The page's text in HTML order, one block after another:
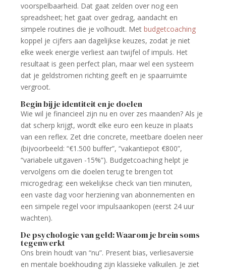
voorspelbaarheid. Dat gaat zelden over nog een
spreadsheet; het gaat over gedrag, aandacht en
simpele routines die je volhoudt. Met budgetcoaching
koppel je cijfers aan dagelijkse keuzes, zodat je niet
elke week energie verliest aan twijfel of impuls. Het
resultaat is geen perfect plan, maar wel een systeem
dat je geldstromen richting geeft en je spaarruimte
vergroot.
Begin bij je identiteit en je doelen
Wie wil je financieel zijn nu en over zes maanden? Als je
dat scherp krijgt, wordt elke euro een keuze in plaats
van een reflex. Zet drie concrete, meetbare doelen neer
(bijvoorbeeld: “€1.500 buffer”, “vakantiepot €800”,
“variabele uitgaven -15%”). Budgetcoaching helpt je
vervolgens om die doelen terug te brengen tot
microgedrag: een wekelijkse check van tien minuten,
een vaste dag voor herziening van abonnementen en
een simpele regel voor impulsaankopen (eerst 24 uur
wachten).
De psychologie van geld: Waarom je brein soms
tegenwerkt
Ons brein houdt van “nu”. Present bias, verliesaversie
en mentale boekhouding zijn klassieke valkuilen. Je ziet